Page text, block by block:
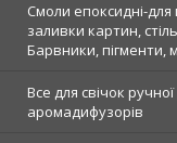
Смоли епоксидні-для
заливки картин,
Барвники, пігменти,
Все для свічок
аромадифузорів